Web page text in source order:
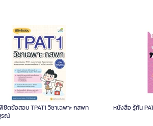
ตข้อสอบ TPAT1 วิชาเฉพาะ กสพท
รณ์
หนังสือ รู้ทัน